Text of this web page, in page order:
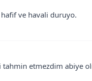
hafif ve havali duruyo.
tahmin etmezdim abiye